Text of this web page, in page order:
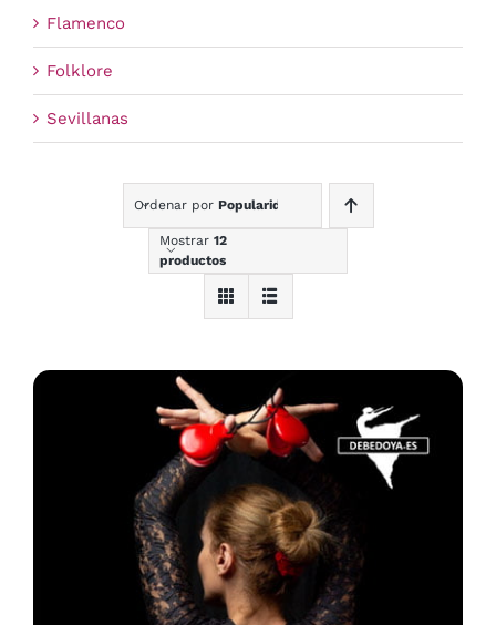
Flamenco
Folklore
Sevillanas
Ordenar por Popularidad
Mostrar 12
productos